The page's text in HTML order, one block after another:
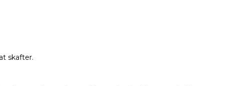
skafter.